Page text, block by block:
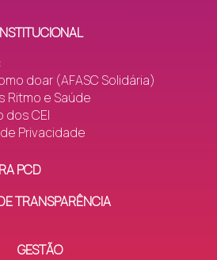
Estrela do Oriente
Unidos do São Francisco
doar (AFASC Solidária)
Ritmo e Saúde
dos CEI
Privacidade
PCD
TRANSPARÊNCIA
GESTÃO